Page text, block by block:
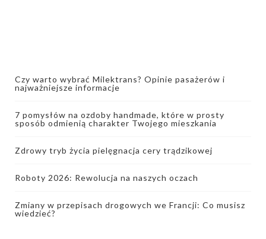
Czy warto wybrać Milektrans? Opinie pasażerów i
najważniejsze informacje
7 pomysłów na ozdoby handmade, które w prosty
sposób odmienią charakter Twojego mieszkania
Zdrowy tryb życia pielęgnacja cery trądzikowej
Roboty 2026: Rewolucja na naszych oczach
Zmiany w przepisach drogowych we Francji: Co musisz
wiedzieć?